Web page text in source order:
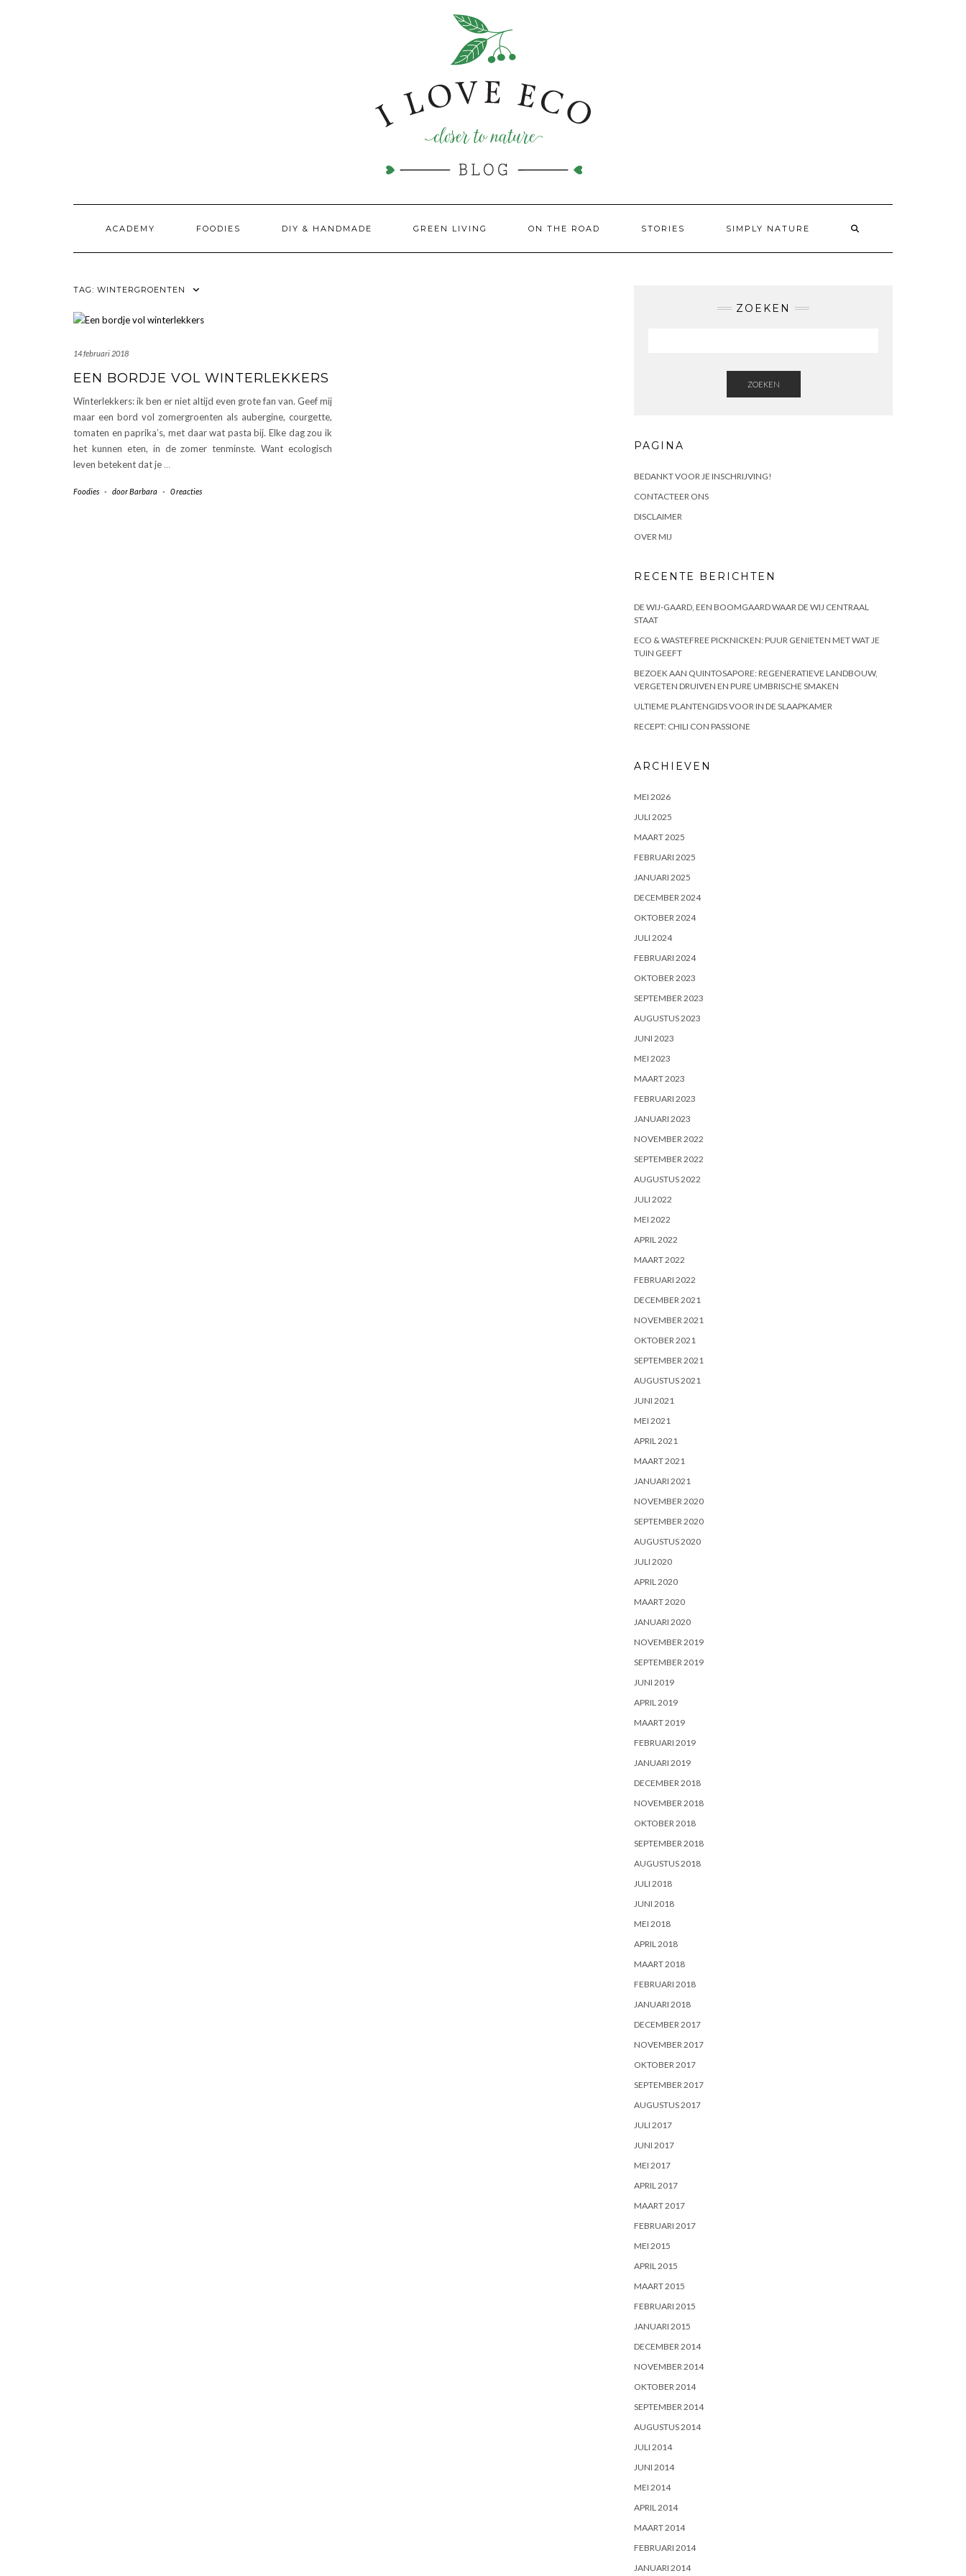
ACADEMY FOODIES DIY & HANDMADE GREEN LIVING ON THE ROAD STORIES SIMPLY NATURE
TAG: WINTERGROENTEN
14 februari 2018
EEN BORDJE VOL WINTERLEKKERS
Winterlekkers: ik ben er niet altijd even grote fan van. Geef mij
maar een bord vol zomergroenten als aubergine, courgette,
tomaten en paprika’s, met daar wat pasta bij. Elke dag zou ik
het kunnen eten, in de zomer tenminste. Want ecologisch
leven betekent dat je …
Foodies - doorBarbara - 0 reacties
ZOEKEN
ZOEKEN
PAGINA
BEDANKT VOOR JE INSCHRIJVING!
CONTACTEER ONS
DISCLAIMER
OVER MIJ
RECENTE BERICHTEN
DE WIJ-GAARD, EEN BOOMGAARD WAAR DE WIJ CENTRAAL
STAAT
ECO & WASTEFREE PICKNICKEN: PUUR GENIETEN MET WAT JE
TUIN GEEFT
BEZOEK AAN QUINTOSAPORE: REGENERATIEVE LANDBOUW,
VERGETEN DRUIVEN EN PURE UMBRISCHE SMAKEN
ULTIEME PLANTENGIDS VOOR IN DE SLAAPKAMER
RECEPT: CHILI CON PASSIONE
ARCHIEVEN
MEI 2026
JULI 2025
MAART 2025
FEBRUARI 2025
JANUARI 2025
DECEMBER 2024
OKTOBER 2024
JULI 2024
FEBRUARI 2024
OKTOBER 2023
SEPTEMBER 2023
AUGUSTUS 2023
JUNI 2023
MEI 2023
MAART 2023
FEBRUARI 2023
JANUARI 2023
NOVEMBER 2022
SEPTEMBER 2022
AUGUSTUS 2022
JULI 2022
MEI 2022
APRIL 2022
MAART 2022
FEBRUARI 2022
DECEMBER 2021
NOVEMBER 2021
OKTOBER 2021
SEPTEMBER 2021
AUGUSTUS 2021
JUNI 2021
MEI 2021
APRIL 2021
MAART 2021
JANUARI 2021
NOVEMBER 2020
SEPTEMBER 2020
AUGUSTUS 2020
JULI 2020
APRIL 2020
MAART 2020
JANUARI 2020
NOVEMBER 2019
SEPTEMBER 2019
JUNI 2019
APRIL 2019
MAART 2019
FEBRUARI 2019
JANUARI 2019
DECEMBER 2018
NOVEMBER 2018
OKTOBER 2018
SEPTEMBER 2018
AUGUSTUS 2018
JULI 2018
JUNI 2018
MEI 2018
APRIL 2018
MAART 2018
FEBRUARI 2018
JANUARI 2018
DECEMBER 2017
NOVEMBER 2017
OKTOBER 2017
SEPTEMBER 2017
AUGUSTUS 2017
JULI 2017
JUNI 2017
MEI 2017
APRIL 2017
MAART 2017
FEBRUARI 2017
MEI 2015
APRIL 2015
MAART 2015
FEBRUARI 2015
JANUARI 2015
DECEMBER 2014
NOVEMBER 2014
OKTOBER 2014
SEPTEMBER 2014
AUGUSTUS 2014
JULI 2014
JUNI 2014
MEI 2014
APRIL 2014
MAART 2014
FEBRUARI 2014
JANUARI 2014